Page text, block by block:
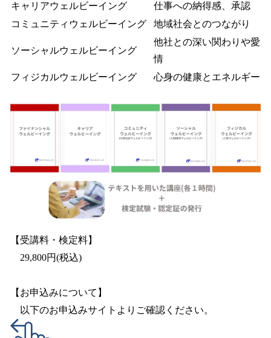
キャリアウェルビーイング
仕事への納得感、承認
コミュニティウェルビーイング
地域社会とのつながり
ソーシャルウェルビーイング
他社との深い関わりや愛
情
フィジカルウェルビーイング
心身の健康とエネルギー
【受講料・検定料】
29,800円(税込)
【お申込みについて】
以下のお申込みサイトよりご確認ください。